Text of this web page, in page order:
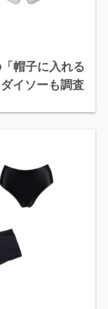
帽子に入れる
イソーも調査